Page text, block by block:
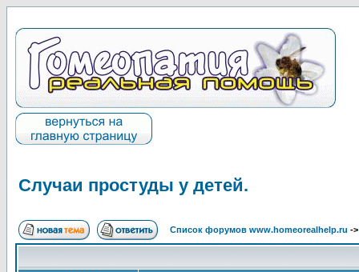
Случаи простуды у детей.
Список форумов www.homeorealhelp.ru -